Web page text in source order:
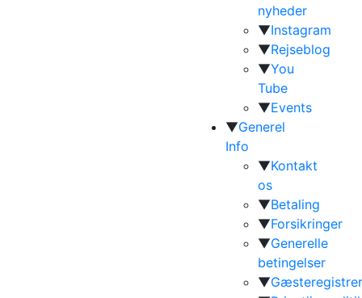
nyheder
▼Instagram
▼Rejseblog
▼You
Tube
▼Events
▼Generel
Info
▼Kontakt
os
▼Betaling
▼Forsikringer
▼Generelle
betingelser
▼